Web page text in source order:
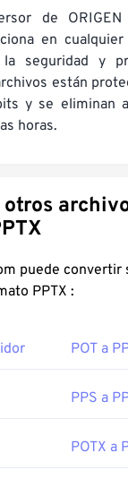
de
en cualquier
la seguridad y
están
y se eliminan
horas.
PPTX
puede convertir
archivos al formato PPTX :
POT a
PPS a
POTX a